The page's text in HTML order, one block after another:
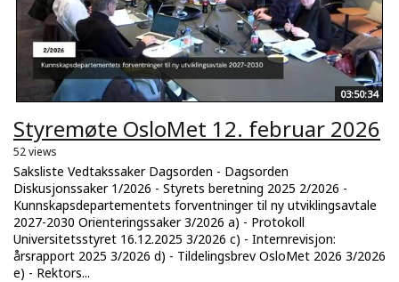
03:50:34
Styremøte OsloMet 12. februar 2026
52 views
Saksliste Vedtakssaker Dagsorden - Dagsorden
Diskusjonssaker 1/2026 - Styrets beretning 2025 2/2026 -
Kunnskapsdepartementets forventninger til ny utviklingsavtale
2027-2030 Orienteringssaker 3/2026 a) - Protokoll
Universitetsstyret 16.12.2025 3/2026 c) - Internrevisjon:
årsrapport 2025 3/2026 d) - Tildelingsbrev OsloMet 2026 3/2026
e) - Rektors...